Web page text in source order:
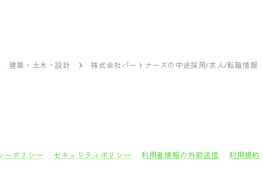
建築・土木・設計 株式会社パートナーズの中途採用/求人/転職情報
ーポリシー セキュリティポリシー 利用者情報の外部送信 利用規約